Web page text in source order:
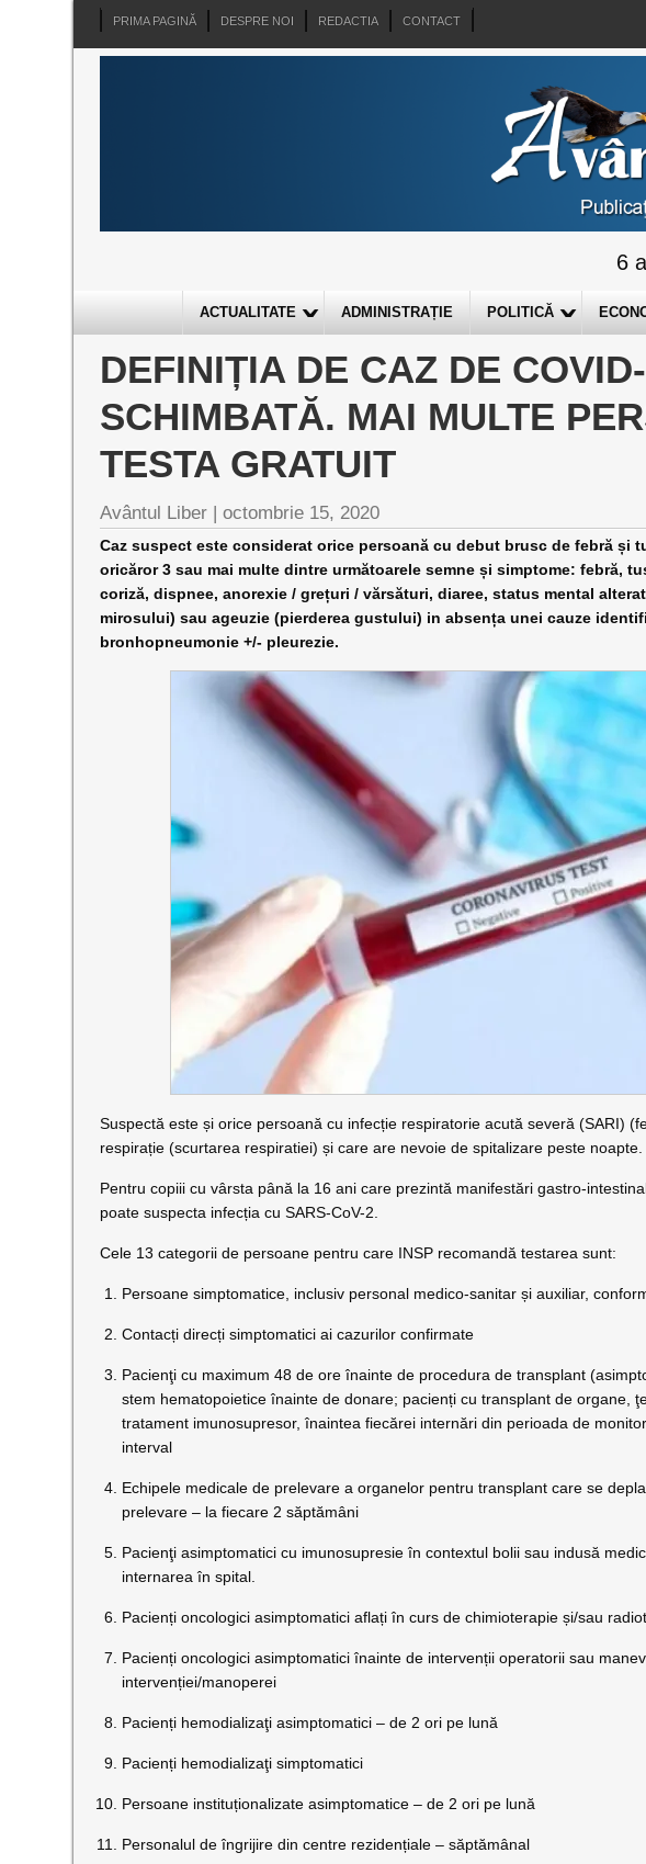
PRIMA PAGINĂ DESPRE NOI REDACTIA CONTACT
6
ACTUALITATE ADMINISTRAȚIE POLITICĂ
DEFINIȚIA DE CAZ DE
SCHIMBATĂ. MAI MULTE
TESTA GRATUIT
Avântul Liber |octombrie 15, 2020
Caz suspect este considerat orice persoană cu debut brusc de febră și
oricăror 3 sau mai multe dintre următoarele semne și simptome: febră,
coriză, dispnee, anorexie / grețuri / vărsături, diaree, status mental
mirosului) sau ageuzie (pierderea gustului) in absența unei cauze
bronhopneumonie +/- pleurezie.
Suspectă este și orice persoană cu infecție respiratorie acută severă (SARI)
respirație (scurtarea respiratiei) și care are nevoie de spitalizare peste noapte.
Pentru copiii cu vârsta până la 16 ani care prezintă manifestări gastro-
poate suspecta infecția cu SARS-CoV-2.
Cele 13 categorii de persoane pentru care INSP recomandă testarea sunt:
Persoane simptomatice, inclusiv personal medico-sanitar și auxiliar,
Contacți direcți simptomatici ai cazurilor confirmate
Pacienţi cu maximum 48 de ore înainte de procedura de transplant
stem hematopoietice înainte de donare; pacienți cu transplant de organe,
tratament imunosupresor, înaintea fiecărei internări din perioada de
interval
Echipele medicale de prelevare a organelor pentru transplant care se
prelevare – la fiecare 2 săptămâni
Pacienţi asimptomatici cu imunosupresie în contextul bolii sau indusă
internarea în spital.
Pacienți oncologici asimptomatici aflați în curs de chimioterapie și/sau
Pacienți oncologici asimptomatici înainte de intervenții operatorii sau
intervenției/manoperei
Pacienți hemodializaţi asimptomatici – de 2 ori pe lună
Pacienți hemodializaţi simptomatici
Persoane instituționalizate asimptomatice – de 2 ori pe lună
Personalul de îngrijire din centre rezidențiale – săptămânal